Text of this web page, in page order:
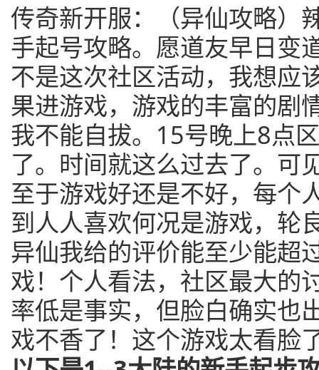
传奇新开服：（异仙攻略）
手起号攻略。愿道友早日变
不是这次社区活动，我想应
果进游戏，游戏的丰富的剧
我不能自拔。15号晚上8点
了。时间就这么过去了。可
至于游戏好还是不好，每个
到人人喜欢何况是游戏，轮
异仙我给的评价能至少能超
戏！个人看法，社区最大的
率低是事实，但脸白确实也
戏不香了！这个游戏太看脸